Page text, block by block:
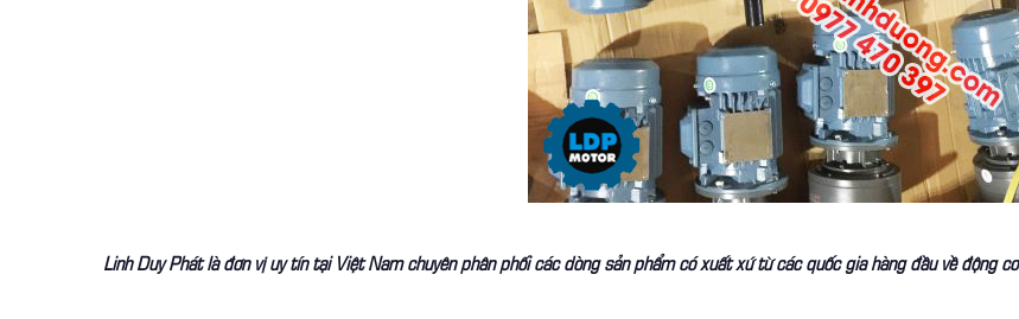
Linh Duy Phát là đơn vị uy tín tại Việt Nam chuyên phân phối các dòng sản phẩm có xuất xứ từ các quốc gia hàng đầu về động cơ